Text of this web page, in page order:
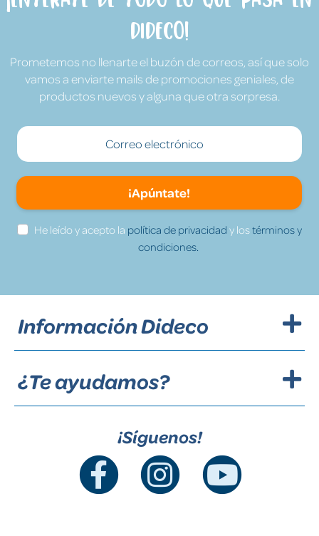
Dideco!
Prometemos no llenarte el buzón de correos, así que solo
vamos a enviarte mails de promociones geniales, de
productos nuevos y alguna que otra sorpresa.
¡Apúntate!
He leído y acepto la política de privacidad y lostérminos y
condiciones.
Información Dideco
¿Te ayudamos?
¡Síguenos!